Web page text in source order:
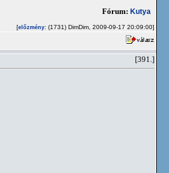
Fórum: Kutya
[előzmény: (1731) DimDim, 2009-09-17 20:09:00]
[391.]